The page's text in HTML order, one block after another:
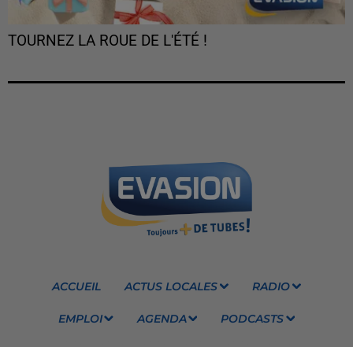
TOURNEZ LA ROUE DE L'ÉTÉ !
ACCUEIL ACTUS LOCALES RADIO
EMPLOI AGENDA PODCASTS